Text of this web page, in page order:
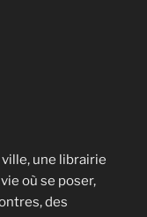
une librairie
où se poser,
des